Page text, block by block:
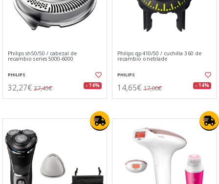
Philips sh50/50 / cabezal de
recambio series 5000-6000
PHILIPS
32,27€ 37,45€ - 14%
Philips qp410/50 / cuchilla 360 de
recambio oneblade
PHILIPS
14,65€ 17,00€ - 14%